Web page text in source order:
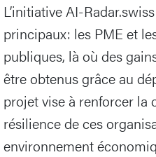
L’initiative AI-
principaux: les PME et
publiques, là où des
être obtenus grâce au
projet vise à renforcer la
résilience de ces
environnement